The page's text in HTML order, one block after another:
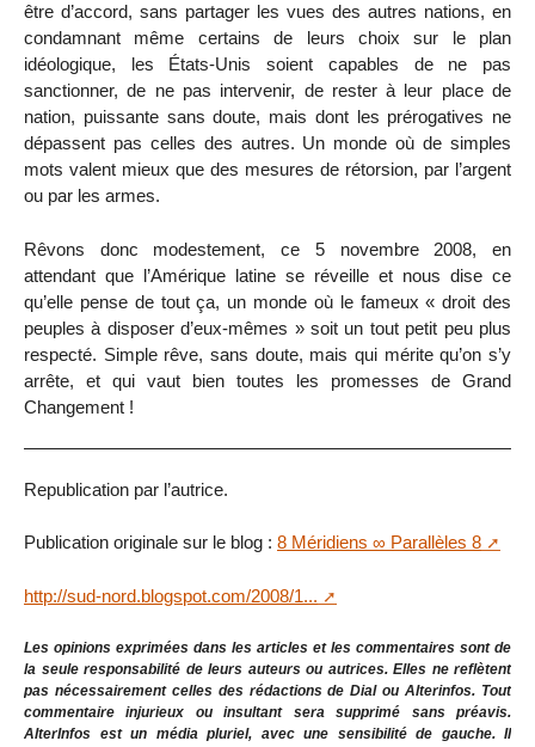
être d’accord, sans partager les vues des autres nations, en
condamnant même certains de leurs choix sur le plan
idéologique, les États-Unis soient capables de ne pas
sanctionner, de ne pas intervenir, de rester à leur place de
nation, puissante sans doute, mais dont les prérogatives ne
dépassent pas celles des autres. Un monde où de simples
mots valent mieux que des mesures de rétorsion, par l’argent
ou par les armes.
Rêvons donc modestement, ce 5 novembre 2008, en
attendant que l’Amérique latine se réveille et nous dise ce
qu’elle pense de tout ça, un monde où le fameux « droit des
peuples à disposer d’eux-mêmes » soit un tout petit peu plus
respecté. Simple rêve, sans doute, mais qui mérite qu’on s’y
arrête, et qui vaut bien toutes les promesses de Grand
Changement !
Republication par l’autrice.
Publication originale sur le blog : 8 Méridiens ∞ Parallèles 8
http://sud-nord.blogspot.com/2008/1...
Les opinions exprimées dans les articles et les commentaires sont de
la seule responsabilité de leurs auteurs ou autrices. Elles ne reflètent
pas nécessairement celles des rédactions de Dial ou Alterinfos. Tout
commentaire injurieux ou insultant sera supprimé sans préavis.
AlterInfos est un média pluriel, avec une sensibilité de gauche. Il